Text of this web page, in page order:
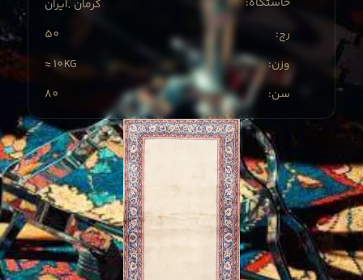
ایران کرمان
50
:رج
≈ 10KG
:وزن
80
:سن